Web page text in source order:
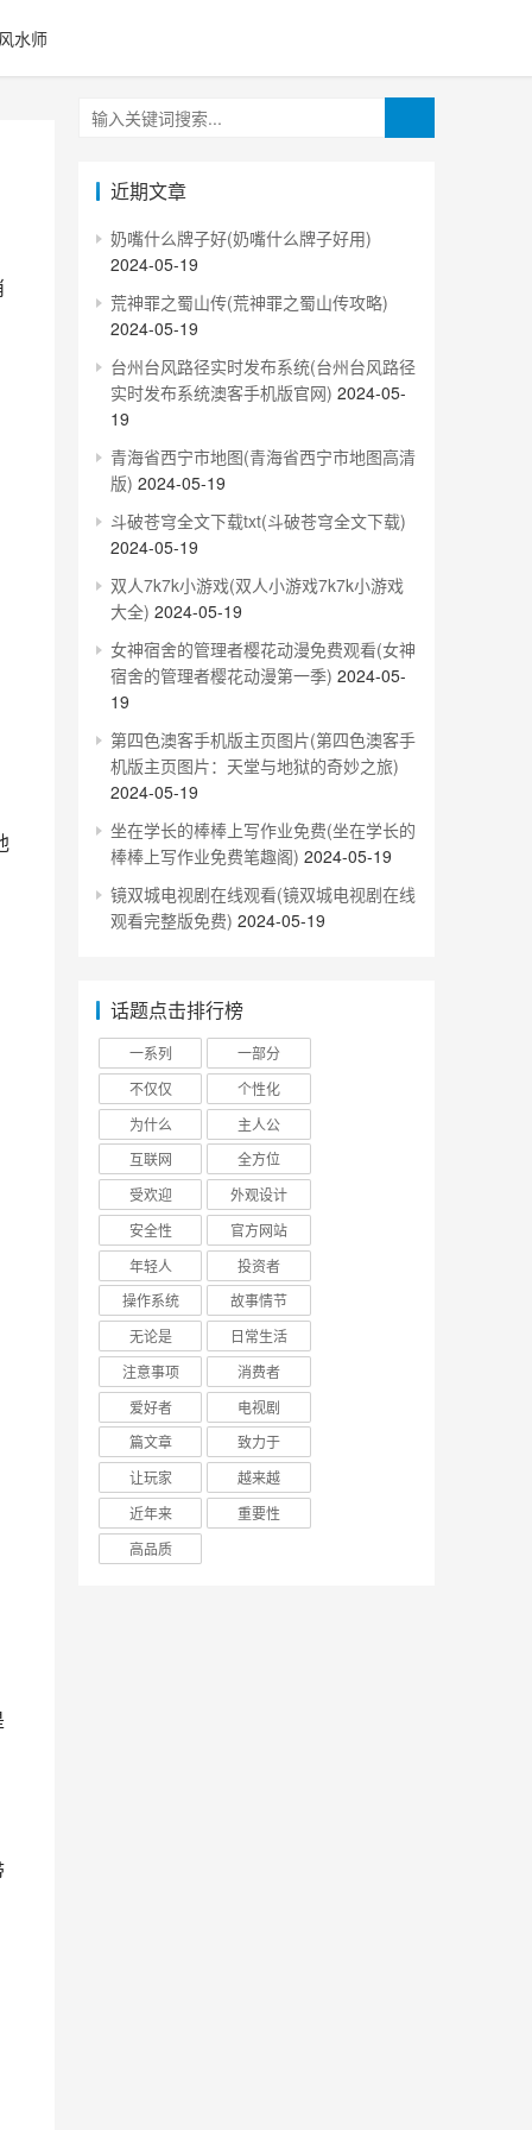
水师
近期文章
奶嘴什么牌子好(奶嘴什么牌子好用)
2024-05-19
荒神罪之蜀山传(荒神罪之蜀山传攻略)
2024-05-19
台州台风路径实时发布系统(台州台风路径
实时发布系统澳客手机版官网) 2024-05-
19
青海省西宁市地图(青海省西宁市地图高清
版) 2024-05-19
斗破苍穹全文下载txt(斗破苍穹全文下载)
2024-05-19
双人7k7k小游戏(双人小游戏7k7k小游戏
大全) 2024-05-19
女神宿舍的管理者樱花动漫免费观看(女神
宿舍的管理者樱花动漫第一季) 2024-05-
19
第四色澳客手机版主页图片(第四色澳客手
机版主页图片：天堂与地狱的奇妙之旅)
2024-05-19
坐在学长的棒棒上写作业免费(坐在学长的
棒棒上写作业免费笔趣阁) 2024-05-19
镜双城电视剧在线观看(镜双城电视剧在线
观看完整版免费) 2024-05-19
话题点击排行榜
一系列
一部分
不仅仅
个性化
为什么
主人公
互联网
全方位
受欢迎
外观设计
安全性
官方网站
年轻人
投资者
操作系统
故事情节
无论是
日常生活
注意事项
消费者
爱好者
电视剧
篇文章
致力于
让玩家
越来越
近年来
重要性
高品质